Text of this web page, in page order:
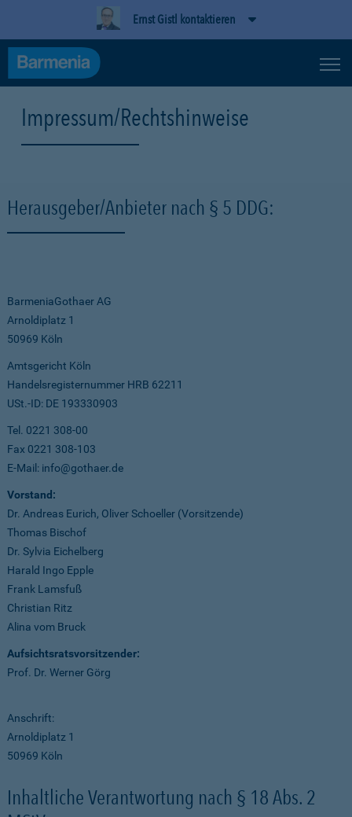
Ernst Gistl kontaktieren
Impressum/Rechtshinweise
Herausgeber/Anbieter nach § 5 DDG:
BarmeniaGothaer AG
Arnoldiplatz 1
50969 Köln
Amtsgericht Köln
Handelsregisternummer HRB 62211
USt.-ID: DE 193330903
Tel. 0221 308-00
Fax 0221 308-103
E-Mail: info@gothaer.de
Vorstand:
Dr. Andreas Eurich, Oliver Schoeller (Vorsitzende)
Thomas Bischof
Dr. Sylvia Eichelberg
Harald Ingo Epple
Frank Lamsfuß
Christian Ritz
Alina vom Bruck
Aufsichtsratsvorsitzender:
Prof. Dr. Werner Görg
Anschrift:
Arnoldiplatz 1
50969 Köln
Inhaltliche Verantwortung nach § 18 Abs. 2